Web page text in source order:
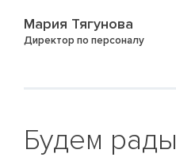
Мария Тягунова
Директор по персоналу
Будем рады